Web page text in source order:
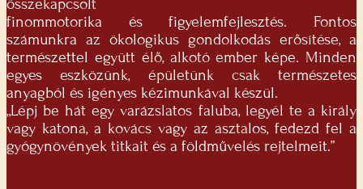
összekapcsolt
finommotorika és figyelemfejlesztés. Fontos
számunkra az ökologikus gondolkodás erősítése, a
természettel együtt élő, alkotó ember képe. Minden
egyes eszközünk, épületünk csak természetes
anyagból és igényes kézimunkával készül.
„Lépj be hát egy varázslatos faluba, legyél te a király
vagy katona, a kovács vagy az asztalos, fedezd fel a
gyógynövények titkait és a földművelés rejtelmeit.”